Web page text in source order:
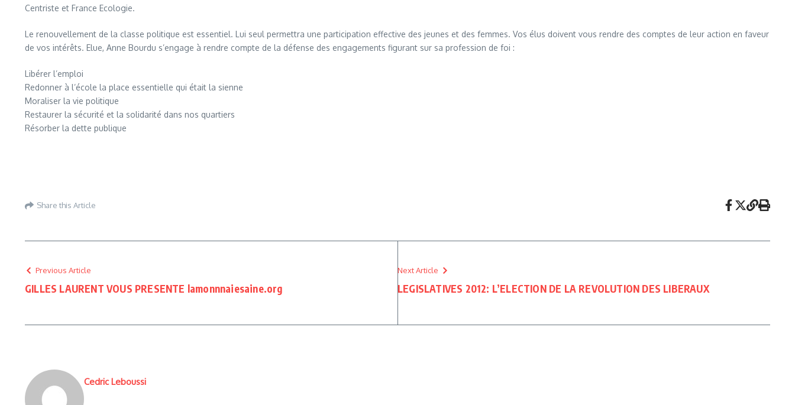
Centriste et France Ecologie.
Le renouvellement de la classe politique est essentiel. Lui seul permettra une participation effective des jeunes et des femmes. Vos élus doivent vous rendre des comptes de leur action en faveur
de vos intérêts. Elue, Anne Bourdu s’engage à rendre compte de la défense des engagements figurant sur sa profession de foi :
Libérer l’emploi
Redonner à l’école la place essentielle qui était la sienne
Moraliser la vie politique
Restaurer la sécurité et la solidarité dans nos quartiers
Résorber la dette publique
Share this Article
Previous Article
GILLES LAURENT VOUS PRESENTE lamonnnaiesaine.org
Next Article
LEGISLATIVES 2012: L’ELECTION DE LA REVOLUTION DES LIBERAUX
Cedric Leboussi